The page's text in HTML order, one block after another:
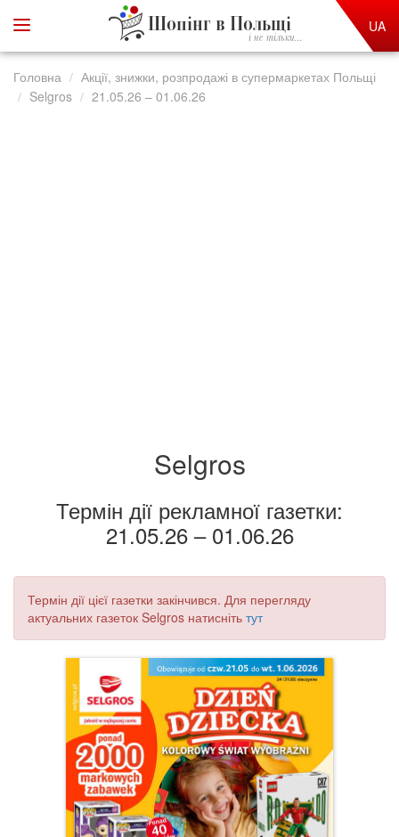
Шопінг в Польщі
і не тільки...
UA
Головна
Акції, знижки, розпродажі в супермаркетах Польщі
Selgros
21.05.26 – 01.06.26
Selgros
Термін дії рекламної газетки:
21.05.26 – 01.06.26
Термін дії цієї газетки закінчився. Для перегляду
актуальних газеток Selgros натисніть тут